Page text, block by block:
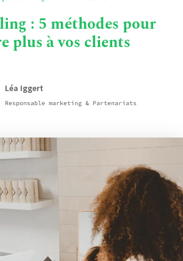
: 5 méthodes pour
plus à vos clients
Léa Iggert
Responsable marketing & Partenariats